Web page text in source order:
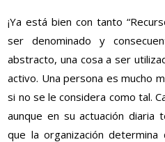
¡Ya está bien con tanto
ser denominado y
abstracto, una cosa a ser
activo. Una persona es mucho
si no se le considera como tal.
aunque en su actuación diaria
que la organización